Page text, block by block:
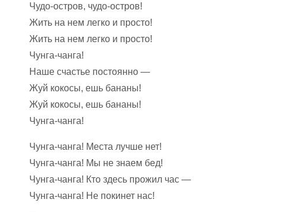
Чудо-остров, чудо-остров!
Жить на нем легко и просто!
Жить на нем легко и просто!
Чунга-чанга!
Наше счастье постоянно —
Жуй кокосы, ешь бананы!
Жуй кокосы, ешь бананы!
Чунга-чанга!
Чунга-чанга! Места лучше нет!
Чунга-чанга! Мы не знаем бед!
Чунга-чанга! Кто здесь прожил час —
Чунга-чанга! Не покинет нас!